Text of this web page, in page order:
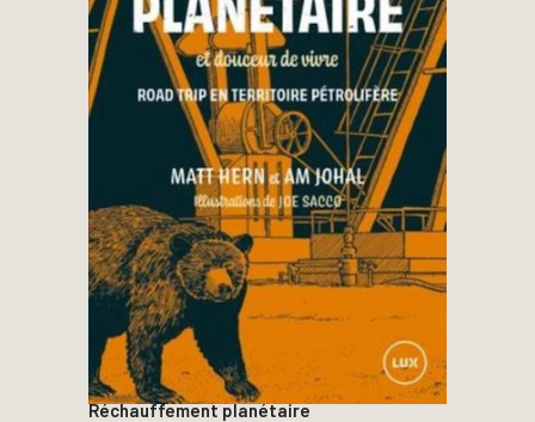
Réchauffement planétaire